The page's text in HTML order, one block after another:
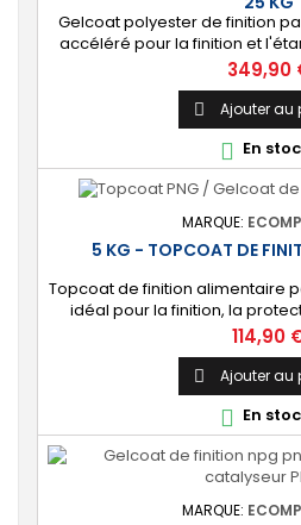
Gelcoat polyester de finition
accéléré pour la finition et
bassins. [Finition] : Fournit
brillante qualité immersion.
stratification résine et fibre
catalyseur
Prix
349,90
 Ajouter au
 En
MARQUE:
5 KG - TOPCOAT DE
Topcoat de finition alimentaire
idéal pour la finition, la
surfaces alimentaires. 🔝
Protection aux propriétés
robuste contre les produits
l'humidité. ⚙️ [Facile à utiliser]
rouleau
Prix
114,90
 Ajouter au
 En
MARQUE: